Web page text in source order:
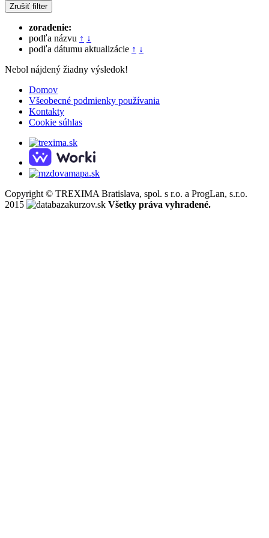
Zrušiť filter
zoradenie:
podľa názvu ↑ ↓
podľa dátumu aktualizácie ↑ ↓
Nebol nájdený žiadny výsledok!
Domov
Všeobecné podmienky používania
Kontakty
Cookie súhlas
Copyright © TREXIMA Bratislava, spol. s r.o. a ProgLan, s.r.o.
2015
Všetky práva vyhradené.